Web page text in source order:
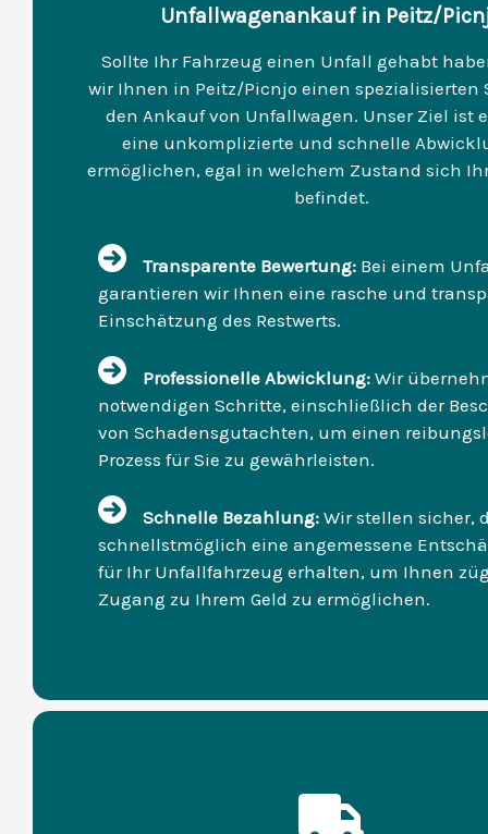
Unfallwagenankauf in Peitz/
Sollte Ihr Fahrzeug einen Unfall gehabt
wir Ihnen in Peitz/Picnjo einen spezialisierten
den Ankauf von Unfallwagen. Unser Ziel ist
eine unkomplizierte und schnelle
ermöglichen, egal in welchem Zustand sich
befindet.
Transparente Bewertung: Bei einem
garantieren wir Ihnen eine rasche und
Einschätzung des Restwerts.
Professionelle Abwicklung: Wir
notwendigen Schritte, einschließlich der
von Schadensgutachten, um einen
Prozess für Sie zu gewährleisten.
Schnelle Bezahlung: Wir stellen sicher,
schnellstmöglich eine angemessene
für Ihr Unfallfahrzeug erhalten, um Ihnen
Zugang zu Ihrem Geld zu ermöglichen.